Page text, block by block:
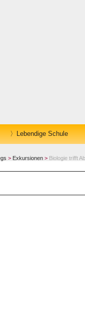
Lebendige Schule
> Exkursionen > Biologie trifft